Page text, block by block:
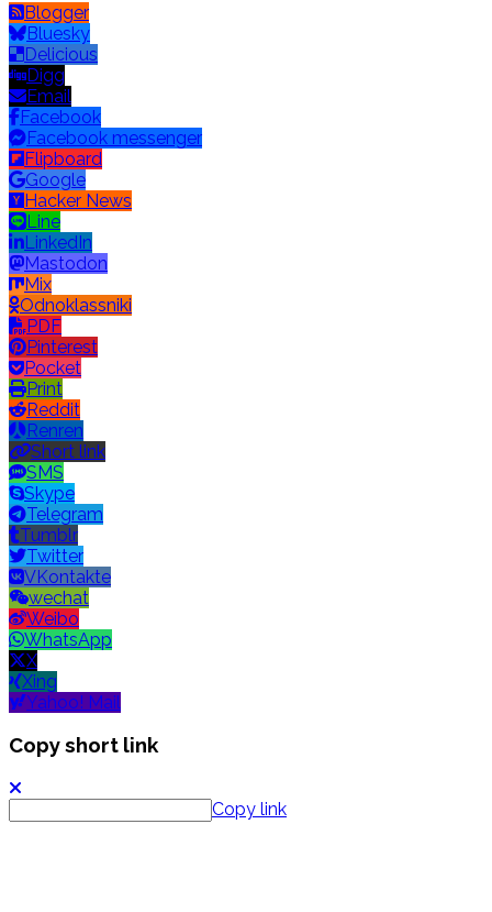
Blogger
Bluesky
Delicious
Digg
Email
Facebook
Facebook messenger
Flipboard
Google
Hacker News
Line
LinkedIn
Mastodon
Mix
Odnoklassniki
PDF
Pinterest
Pocket
Print
Reddit
Renren
Short link
SMS
Skype
Telegram
Tumblr
Twitter
VKontakte
wechat
Weibo
WhatsApp
X
Xing
Yahoo! Mail
Copy short link
Copy link